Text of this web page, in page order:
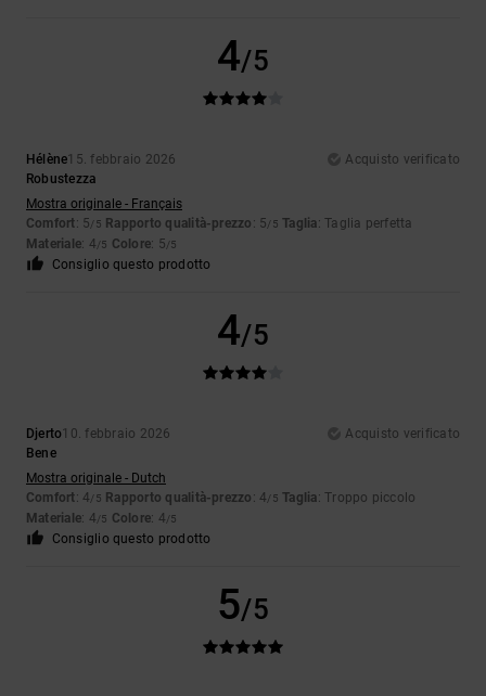
4/5
Hélène15. febbraio 2026
Acquisto verificato
Robustezza
Mostra originale - Français
Comfort: 5/5 Rapporto qualità-prezzo : 5/5 Taglia: Taglia perfetta
Materiale: 4/5 Colore: 5/5
Consiglio questo prodotto
4/5
Djerto10. febbraio 2026
Acquisto verificato
Bene
Mostra originale - Dutch
Comfort: 4/5 Rapporto qualità-prezzo : 4/5 Taglia: Troppo piccolo
Materiale: 4/5 Colore: 4/5
Consiglio questo prodotto
5/5